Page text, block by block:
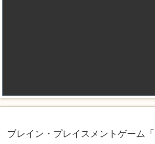
ブレイン・プレイスメントゲーム